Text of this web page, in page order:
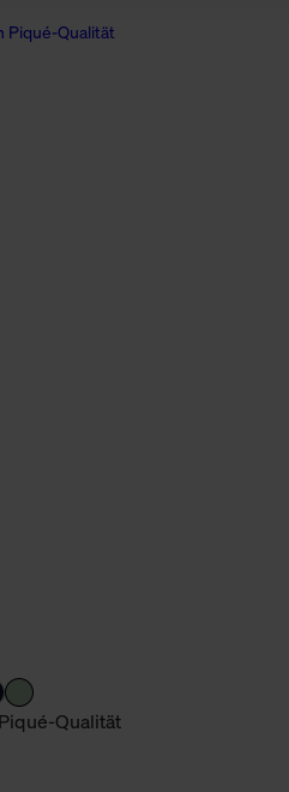
Sie allgemeine
Sie jederzeit Ihre
Qualität